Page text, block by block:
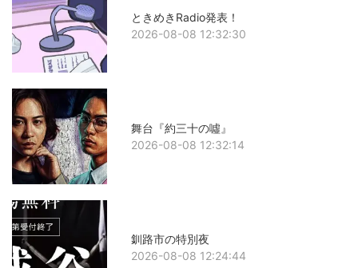
ときめきRadio発表！
2026-08-08 12:32:30
舞台『約三十の噓』
2026-08-08 12:32:14
釧路市の特別夜
2026-08-08 12:24:44